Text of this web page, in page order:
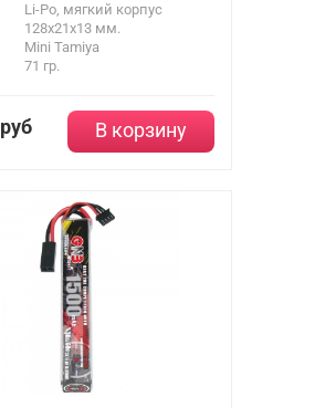
Li-Po, мягкий корпус
128x21x13 мм.
Mini Tamiya
71 гр.
руб В корзину